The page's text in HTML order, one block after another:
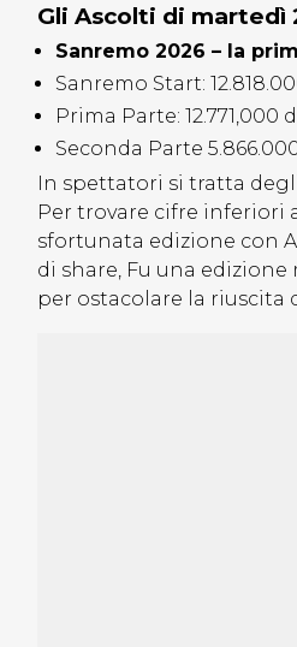
Gli Ascolti di martedì
Sanremo 2026 – la
Sanremo Start:
Prima Parte:
Seconda Parte
In spettatori si tratta
Per trovare cifre inferiori
sfortunata edizione con
di share, Fu una
per ostacolare la riuscita